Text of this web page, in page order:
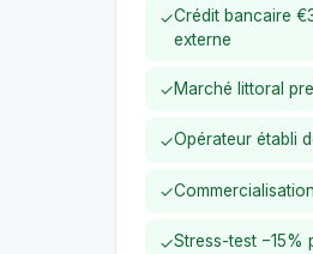
✓Crédit bancaire
externe
✓Marché littoral
✓Opérateur établi
✓
✓Stress-test −15%